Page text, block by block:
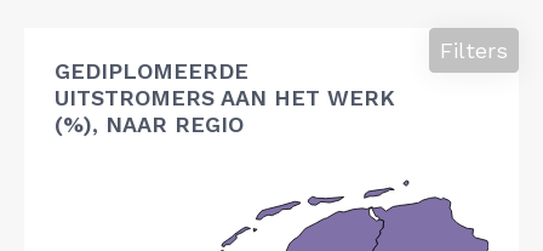
GEDIPLOMEERDE
UITSTROMERS AAN HET WERK
(%), NAAR REGIO
Filters